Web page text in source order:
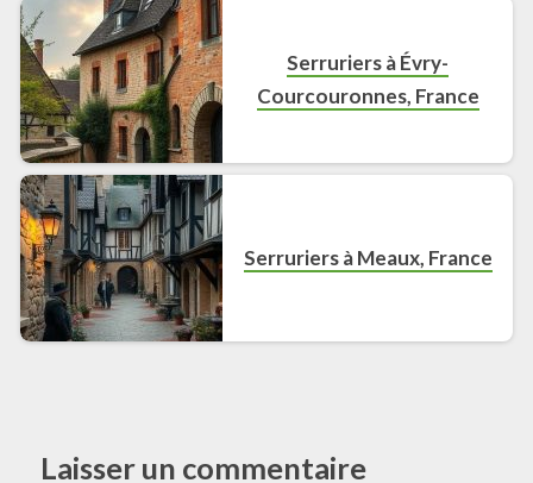
Serruriers à Évry-
Courcouronnes, France
Serruriers à Meaux, France
Laisser un commentaire